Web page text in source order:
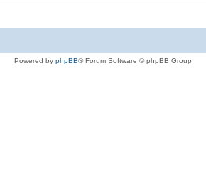
Powered by phpBB® Forum Software © phpBB Group